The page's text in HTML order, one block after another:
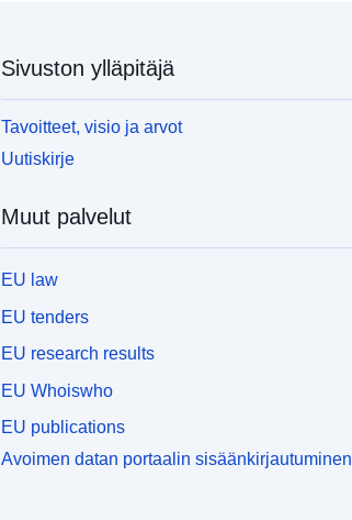
Sivuston ylläpitäjä
Tavoitteet, visio ja arvot
Uutiskirje
Muut palvelut
EU law
EU tenders
EU research results
EU Whoiswho
EU publications
Avoimen datan portaalin sisäänkirjautuminen